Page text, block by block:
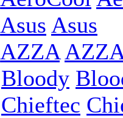
Asus Asus
AZZA
Bloody
Chieftec